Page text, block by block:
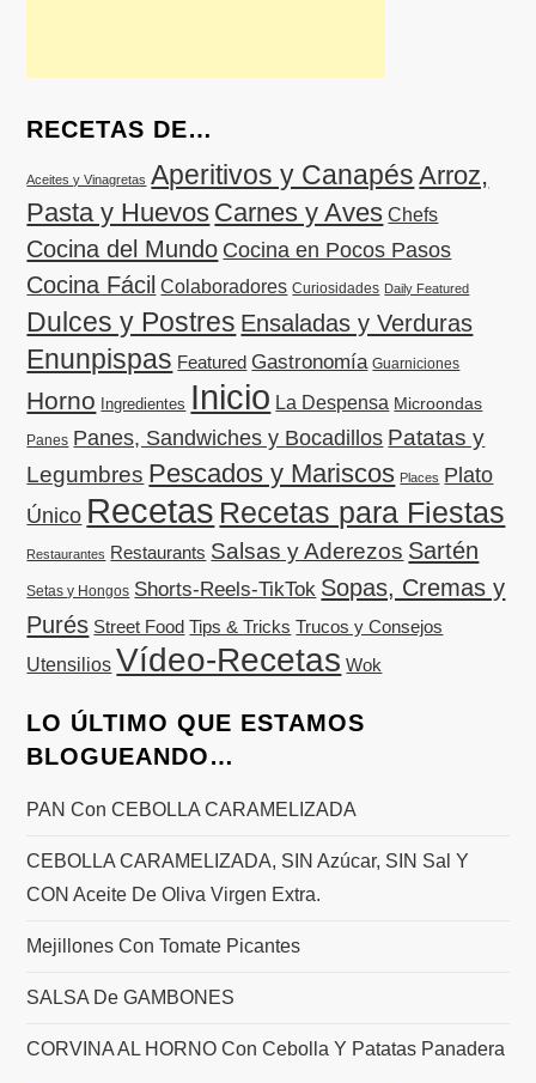
RECETAS DE…
Aceites y Vinagretas Aperitivos y Canapés Arroz,
Pasta y Huevos Carnes y Aves Chefs
Cocina del Mundo Cocina en Pocos Pasos
Cocina Fácil Colaboradores Curiosidades Daily Featured
Dulces y Postres Ensaladas y Verduras
Enunpispas Featured Gastronomía Guarniciones
Horno Ingredientes Inicio La Despensa Microondas
Panes Panes, Sandwiches y Bocadillos Patatas y
Legumbres Pescados y Mariscos Places Plato
Único Recetas Recetas para Fiestas
Restaurantes Restaurants Salsas y Aderezos Sartén
Setas y Hongos Shorts-Reels-TikTok Sopas, Cremas y
Purés Street Food Tips & Tricks Trucos y Consejos
Utensilios Vídeo-Recetas Wok
LO ÚLTIMO QUE ESTAMOS
BLOGUEANDO…
PAN Con CEBOLLA CARAMELIZADA
CEBOLLA CARAMELIZADA, SIN Azúcar, SIN Sal Y
CON Aceite De Oliva Virgen Extra.
Mejillones Con Tomate Picantes
SALSA De GAMBONES
CORVINA AL HORNO Con Cebolla Y Patatas Panadera